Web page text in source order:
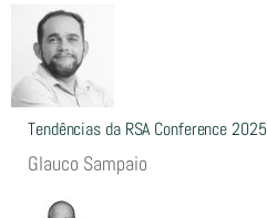
Tendências da RSA Conference
Glauco Sampaio